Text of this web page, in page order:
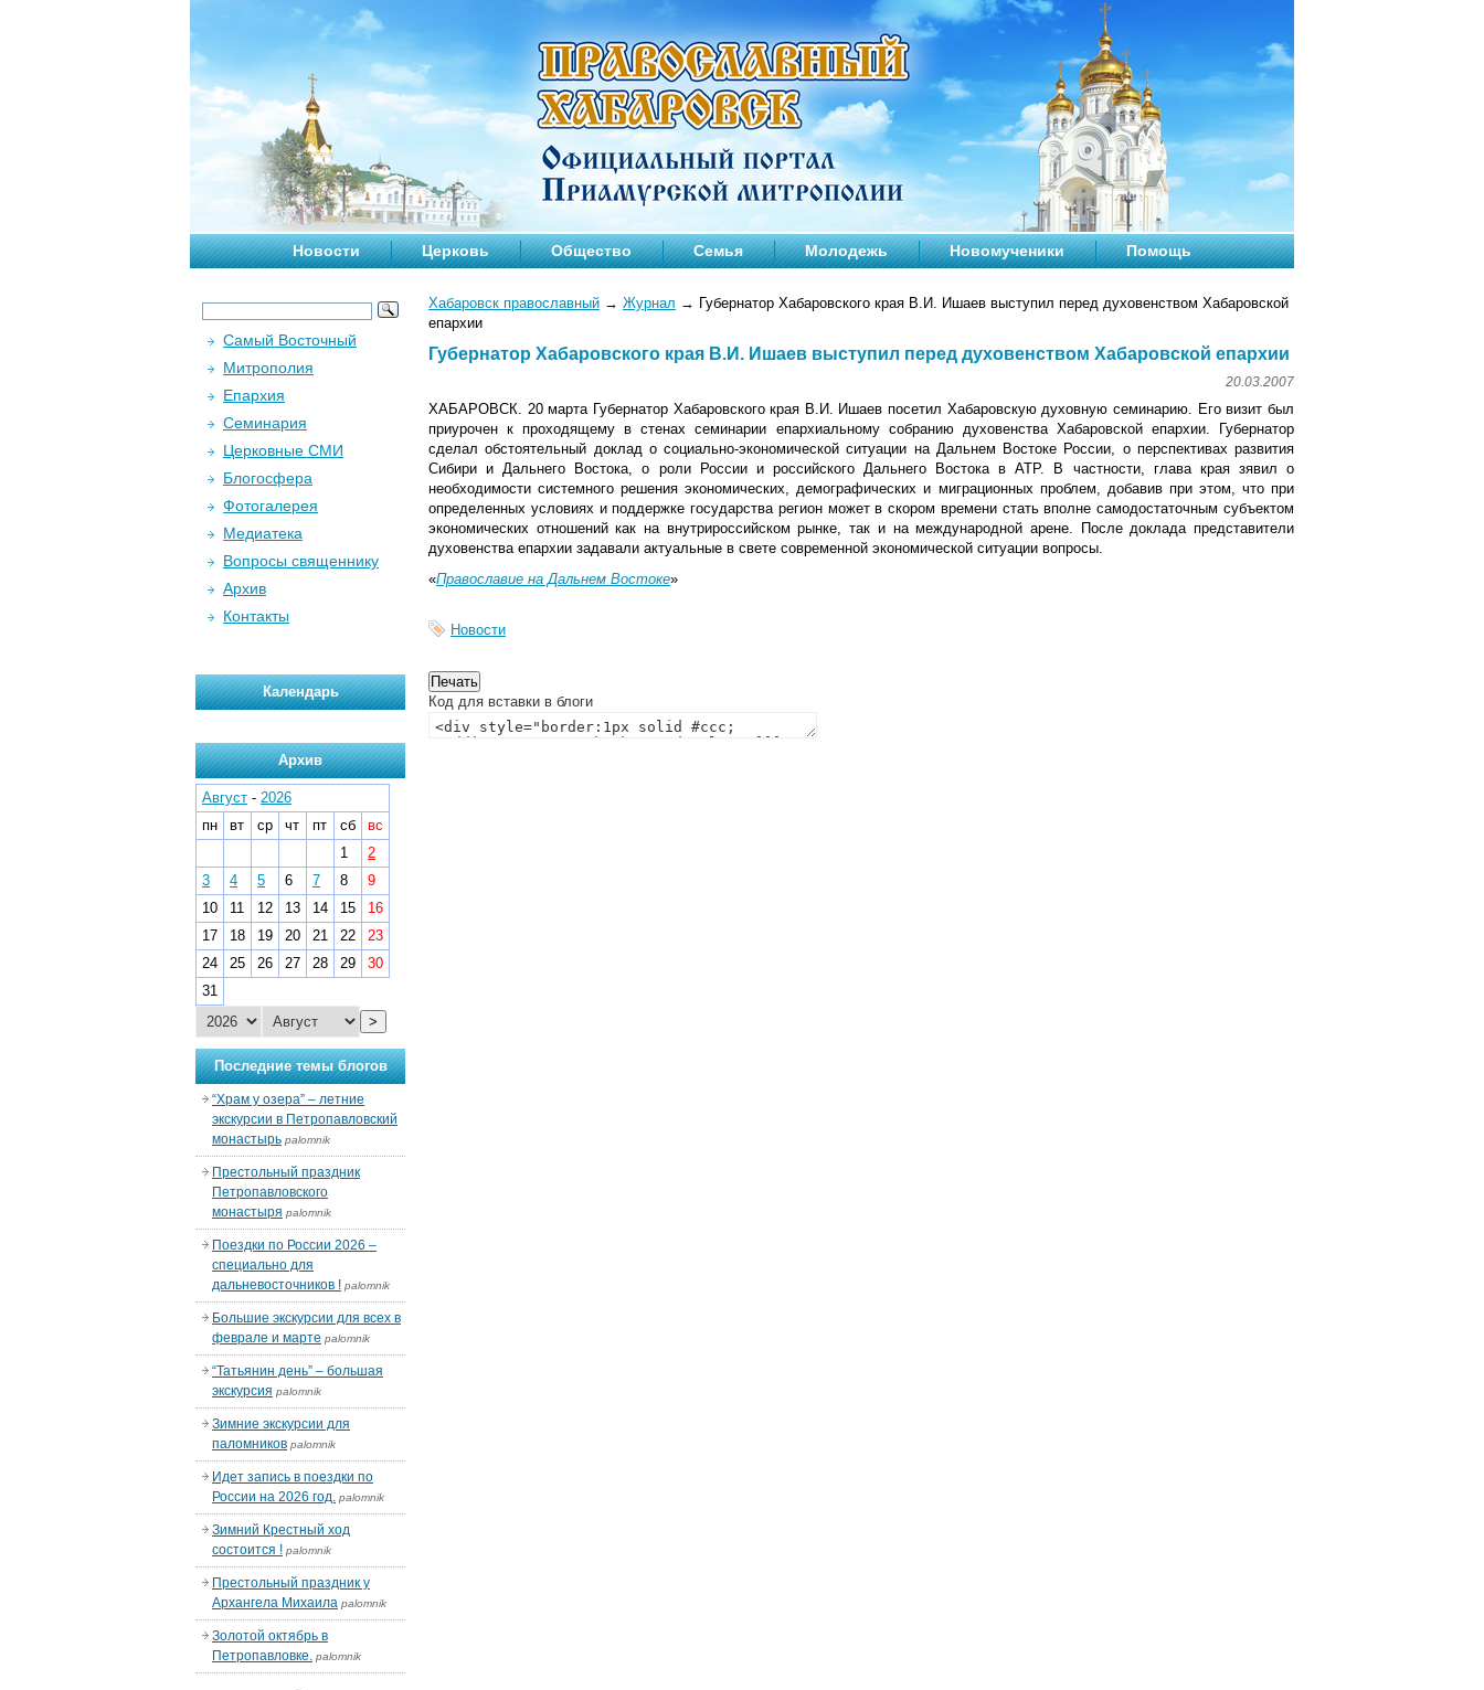
Новости Церковь Общество Семья Молодежь Новомученики Помощь
Хабаровск православный → Журнал → Губернатор Хабаровского края В.И. Ишаев выступил перед духовенством Хабаровской
епархии
Губернатор Хабаровского края В.И. Ишаев выступил перед духовенством Хабаровской епархии
20.03.2007
ХАБАРОВСК. 20 марта Губернатор Хабаровского края В.И. Ишаев посетил Хабаровскую духовную семинарию. Его визит был
приурочен к проходящему в стенах семинарии епархиальному собранию духовенства Хабаровской епархии. Губернатор
сделал обстоятельный доклад о социально-экономической ситуации на Дальнем Востоке России, о перспективах развития
Сибири и Дальнего Востока, о роли России и российского Дальнего Востока в АТР. В частности, глава края зявил о
необходимости системного решения экономических, демографических и миграционных проблем, добавив при этом, что при
определенных условиях и поддержке государства регион может в скором времени стать вполне самодостаточным субъектом
экономических отношений как на внутрироссийском рынке, так и на международной арене. После доклада представители
духовенства епархии задавали актуальные в свете современной экономической ситуации вопросы.
«Православие на Дальнем Востоке»
Новости
Код для вставки в блоги
Самый Восточный
Митрополия
Епархия
Семинария
Церковные СМИ
Блогосфера
Фотогалерея
Медиатека
Вопросы священнику
Архив
Контакты
Календарь
Архив
Август - 2026
пн
вт ср чт пт сб
вс
1
2
3
4 5 6 7 8
9
10
11 12 13 14 15
16
17
18 19 20 21 22
23
24
25 26 27 28 29
30
31
>
Последние темы блогов
“Храм у озера” – летние
экскурсии в Петропавловский
монастырь palomnik
Престольный праздник
Петропавловского
монастыря palomnik
Поездки по России 2026 –
специально для
дальневосточников ! palomnik
Большие экскурсии для всех в
феврале и марте palomnik
“Татьянин день” – большая
экскурсия palomnik
Зимние экскурсии для
паломников palomnik
Идет запись в поездки по
России на 2026 год. palomnik
Зимний Крестный ход
состоится ! palomnik
Престольный праздник у
Архангела Михаила palomnik
Золотой октябрь в
Петропавловке. palomnik